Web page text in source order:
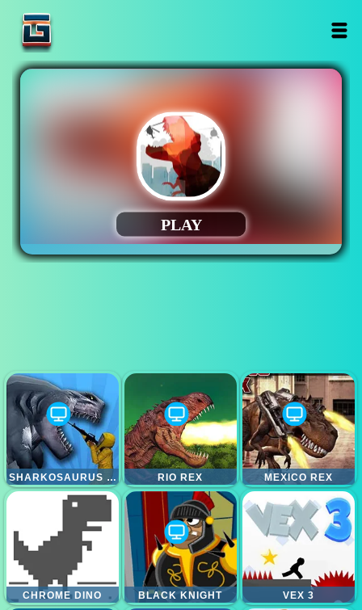
SHARKOSAURUS RAMPAGE RIO REX MEXICO REX
CHROME DINO BLACK KNIGHT VEX 3